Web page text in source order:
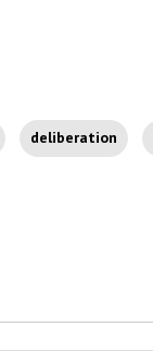
deliberation